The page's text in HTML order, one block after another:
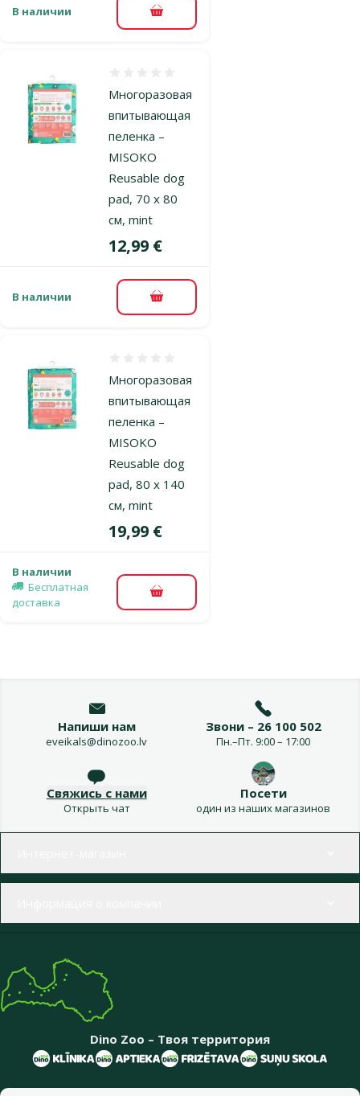
В наличии В корзину
Многоразовая
впитывающая
пеленка –
MISOKO
Reusable dog
pad, 70 x 80
см, mint
Цена
12,99 €
В наличии В корзину
Многоразовая
впитывающая
пеленка –
MISOKO
Reusable dog
pad, 80 x 140
см, mint
Цена
19,99 €
В наличии
Бесплатная
доставка
В корзину
Напиши нам
eveikals@dinozoo.lv
Звони – 26 100 502
Пн.–Пт. 9:00 – 17:00
Свяжись с нами
Открыть чат
Посети
один из наших магазинов
Dino Zoo – Твоя территория